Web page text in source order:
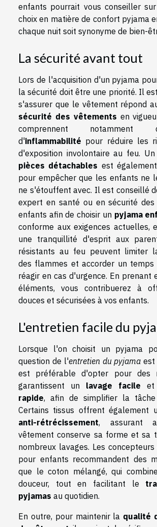
enfants pourrait vous conseiller
choix en matière de confort pyjama
chaque nuit soit synonyme de bien-
La sécurité avant tout
Lors de l'acquisition d'un pyjama
la sécurité doit être une priorité. Il
s'assurer que le vêtement répond
sécurité des vêtements en
comprennent
d'inflammabilité pour réduire les
d'exposition involontaire au feu. Un
pièces détachables est
pour empêcher que les enfants ne
ne s'étouffent avec. Il est conseillé
expert en santé ou en sécurité
enfants afin de choisir un pyjama
conforme aux exigences actuelles,
une tranquillité d'esprit aux
résistants au feu peuvent limiter
des flammes et accorder un temps
réagir en cas d'urgence. En prenant
éléments, vous contribuerez à
douces et sécurisées à vos enfants.
L'entretien facile du
Lorsque l'on choisit un pyjama
question de l'entretien du pyjama est
est préférable d'opter pour des
garantissent un lavage facile et
rapide, afin de simplifier la tâche
Certains tissus offrent également
anti-rétrécissement, assurant
vêtement conserve sa forme et sa
nombreux lavages. Les
pour enfants recommandent des
que le coton mélangé, qui
douceur, tout en facilitant le
pyjamas au quotidien.
En outre, pour maintenir la qualité